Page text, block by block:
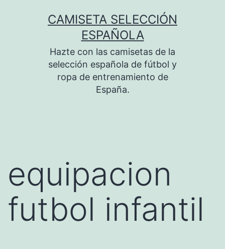
CAMISETA SELECCIÓN
ESPAÑOLA
Hazte con las camisetas de la
selección española de fútbol y
ropa de entrenamiento de
España.
equipacion
futbol infantil